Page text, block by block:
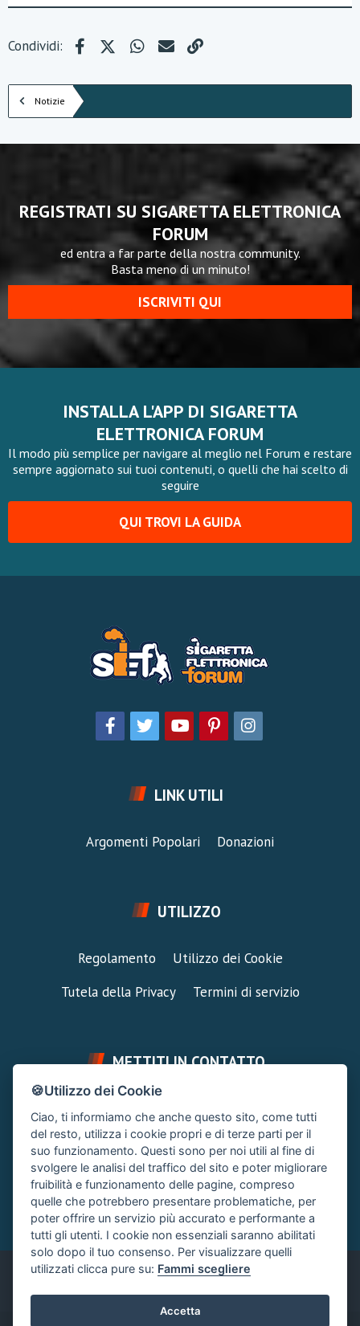
Condividi: FacebookX (Twitter)WhatsApp
e-mail
Notizie
REGISTRATI SU SIGARETTA ELETTRONICA
FORUM
ed entra a far parte della nostra community.
Basta meno di un minuto!
ISCRIVITI QUI
INSTALLA L'APP DI SIGARETTA
ELETTRONICA FORUM
Il modo più semplice per navigare al meglio nel Forum e restare
sempre aggiornato sui tuoi contenuti, o quelli che hai scelto di
seguire
QUI TROVI LA GUIDA
LINK UTILI
Argomenti Popolari Donazioni
UTILIZZO
Regolamento
Utilizzo dei Cookie
Tutela della Privacy
Termini di servizio
METTITI IN CONTATTO
FAI UNA DOMANDA
Chiedi un Consiglio
Area Ticket
CONTATTA L'AMMINISTRAZIONE
Clicca quì
Italiano
🍪Utilizzo dei Cookie
Ciao, ti informiamo che anche questo sito, come tutti
del resto, utilizza i cookie propri e di terze parti per il
suo funzionamento. Questi sono per noi utili al fine di
svolgere le analisi del traffico del sito e poter migliorare
fruibilità e funzionamento delle pagine, compreso
quelle che potrebbero presentare problematiche, per
poter offrire un servizio più accurato e performante a
tutti gli utenti. I cookie non essenziali saranno abilitati
solo dopo il tuo consenso. Per visualizzare quelli
utilizzati clicca pure su: Fammi scegliere
Accetta